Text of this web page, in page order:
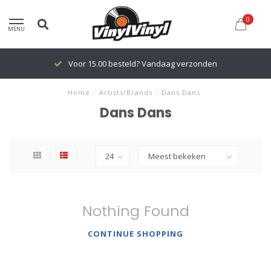
MENU
0
Voor 15.00 besteld? Vandaag verzonden
Home / Artists/Brands / Dans Dans
Dans Dans
Nothing Found
CONTINUE SHOPPING